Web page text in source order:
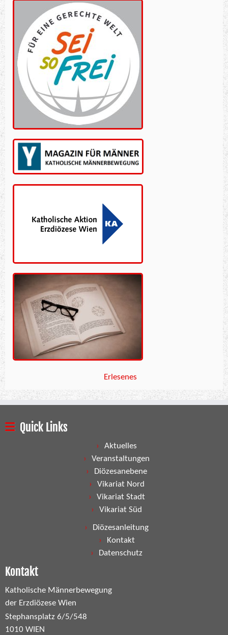
Erlesenes
Quick Links
Aktuelles
Veranstaltungen
Diözesanebene
Vikariat Nord
Vikariat Stadt
Vikariat Süd
Diözesanleitung
Kontakt
Datenschutz
Kontakt
Katholische Männerbewegung
der Erzdiözese Wien
Stephansplatz 6/5/548
1010 WIEN